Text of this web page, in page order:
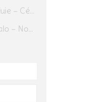
Son odeur après la pluie – Cédric Sapin-Defour
Escapade à Saint-Malo – Novembre 2025 – Jour 1